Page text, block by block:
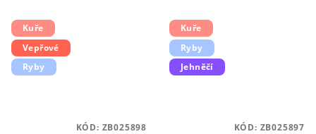
Kuře
Vepřové
Ryby
KÓD: ZB025898
Kuře
Ryby
Jehněčí
KÓD: ZB025897